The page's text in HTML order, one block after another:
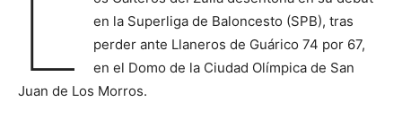
L
en la Superliga de Baloncesto (SPB), tras
perder ante Llaneros de Guárico 74 por 67,
en el Domo de la Ciudad Olímpica de San
Juan de Los Morros.